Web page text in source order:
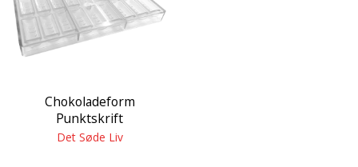
Chokoladeform
Punktskrift
Det Søde Liv